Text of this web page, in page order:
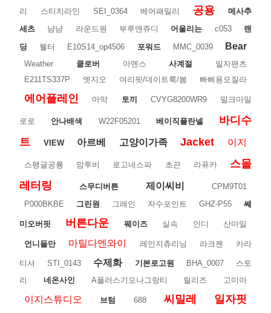
리 스티치라인 SEI_0364 베어패밀리 공용
메사추
세츠
냠냠 라운드원 부루앤쥬디 어울리는 c053
랜
딩
웰터 E10S14_op4506 포워드 MMC_0039 Bear
Weather 클로버 아멘스 사계절
일자팬츠
E211TS337P
엣지오 여리핏/데이트룩/봄 빠삐용모질라
에어플레인 마약 토끼 CVYG8200WR9 밀크마일
로로 안나배색 W22F05201 베이직플란넬
바디수
트
VIEW 아르베 고양이가족 Jacket 이지
스팽글공룡 맘투비 로고네스파 초끈 라퓨카
스몰
레터링
스무디버튼 제이씨비
CPM9T01
P000BKBE
그린원 그레인 자수포인트 GHZ-P55 쎄
미오버핏 버튼다운 웨이즈 실속 인디 산마일
언니들만 마틸다엔와이 레인지츄리닝 라크젠 카라
티셔 STI_0143 수제화 기본로고원 BHA_0007
스토
리
네온사인 A플러스기모나그랑티 릴리즈 고미아
이지스튜디오 브텀 688 씨밀레 일자핏